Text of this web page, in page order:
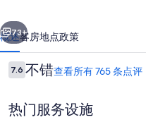
照
片
库
个 下一个
73+
概述客房地点政策
点
评
7.67.6/10
不错查看所有 765 条点评
热门服务设施